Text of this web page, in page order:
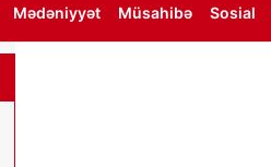
Mədəniyyət Müsahibə Sosial